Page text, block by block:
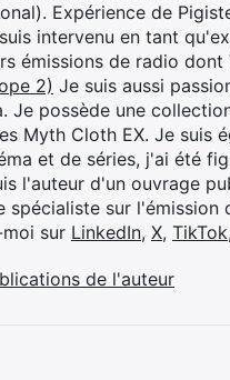
Expérience de
intervenu en tant
émissions de radio
2) Je suis aussi
Je possède une
Myth Cloth EX. Je suis
et de séries, j'ai été
l'auteur d'un ouvrage
spécialiste sur l'émission
sur LinkedIn, X, TikTok,
de l'auteur